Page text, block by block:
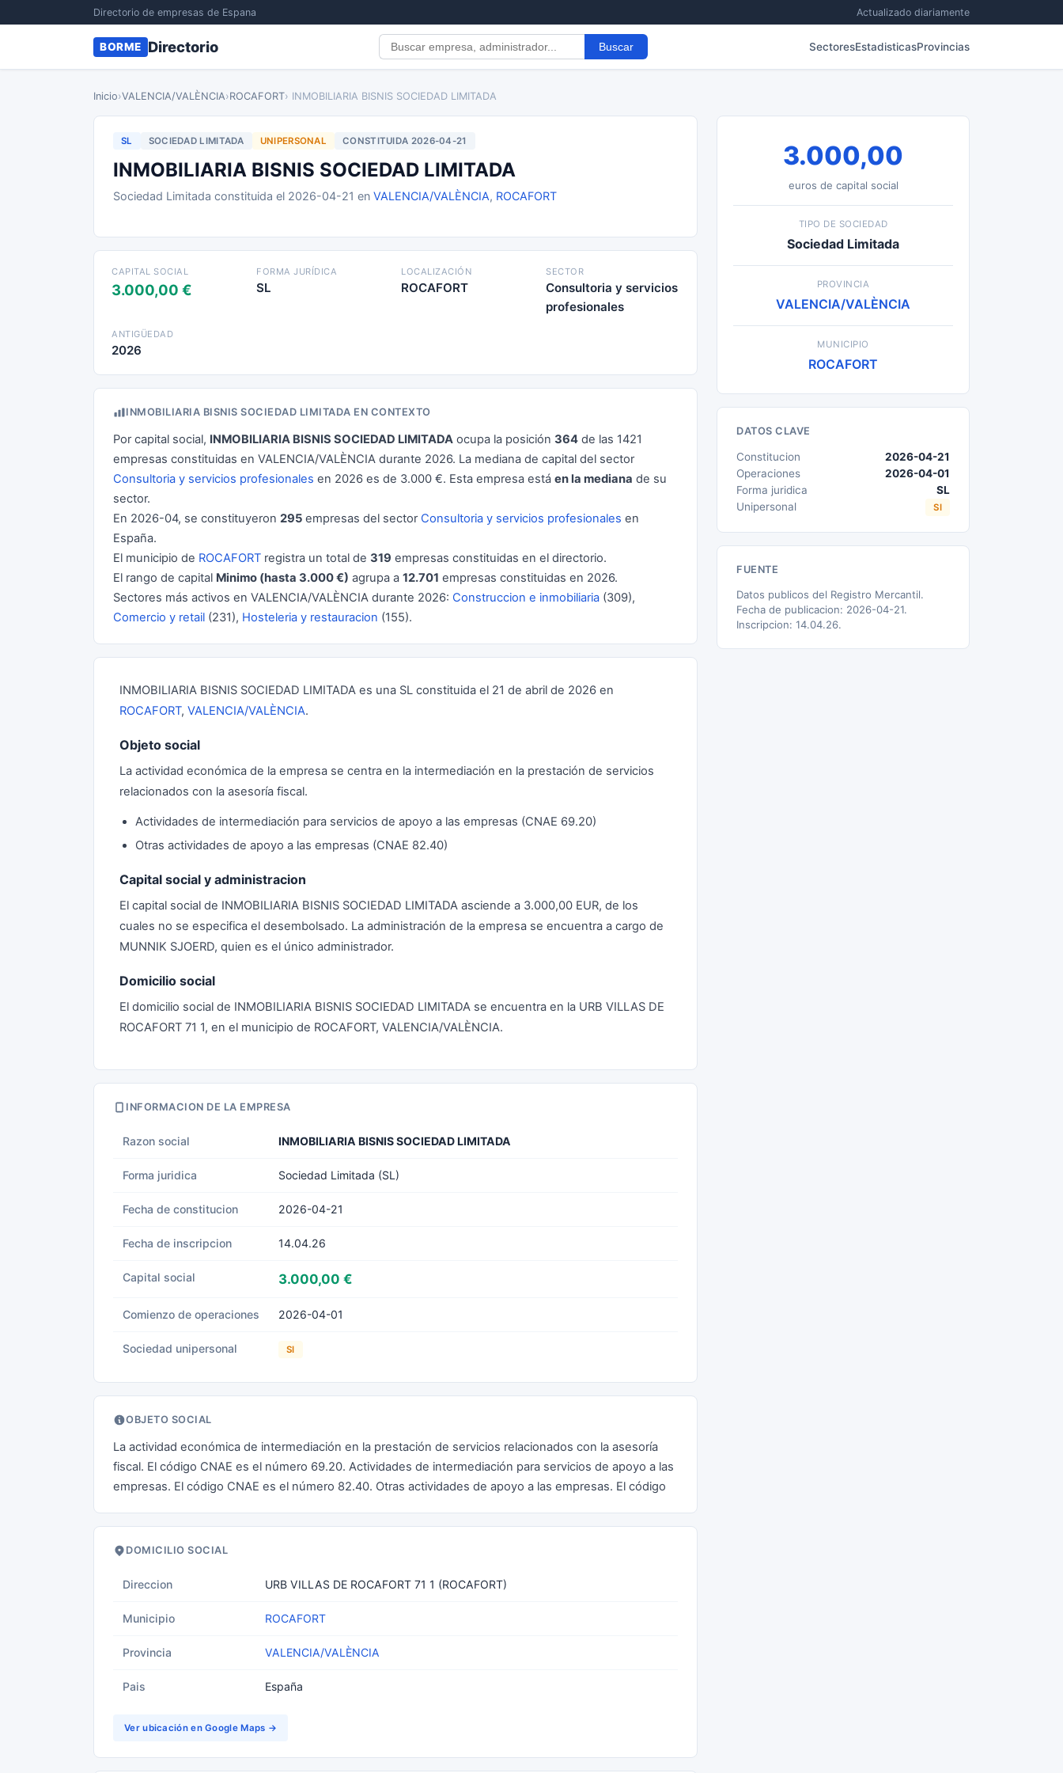
Directorio de empresas de Espana Actualizado diariamente
BORME Directorio Buscar SectoresEstadisticasProvincias
Inicio›VALENCIA/VALÈNCIA›ROCAFORT› INMOBILIARIA BISNIS SOCIEDAD LIMITADA
SL SOCIEDAD LIMITADA UNIPERSONAL CONSTITUIDA 2026-04-21
INMOBILIARIA BISNIS SOCIEDAD LIMITADA
Sociedad Limitada constituida el 2026-04-21 en VALENCIA/VALÈNCIA, ROCAFORT
CAPITAL SOCIAL
3.000,00 €
FORMA JURÍDICA
SL
LOCALIZACIÓN
ROCAFORT
SECTOR
Consultoria y servicios
profesionales
ANTIGÜEDAD
2026
INMOBILIARIA BISNIS SOCIEDAD LIMITADA EN CONTEXTO
Por capital social, INMOBILIARIA BISNIS SOCIEDAD LIMITADA ocupa la posición 364 de las 1421
empresas constituidas en VALENCIA/VALÈNCIA durante 2026. La mediana de capital del sector
Consultoria y servicios profesionales en 2026 es de 3.000 €. Esta empresa está en la mediana de su
sector.
En 2026-04, se constituyeron 295 empresas del sector Consultoria y servicios profesionales en
España.
El municipio de ROCAFORT registra un total de 319 empresas constituidas en el directorio.
El rango de capital Minimo (hasta 3.000 €) agrupa a 12.701 empresas constituidas en 2026.
Sectores más activos en VALENCIA/VALÈNCIA durante 2026: Construccion e inmobiliaria (309),
Comercio y retail (231), Hosteleria y restauracion (155).
INMOBILIARIA BISNIS SOCIEDAD LIMITADA es una SL constituida el 21 de abril de 2026 en
ROCAFORT, VALENCIA/VALÈNCIA.
Objeto social
La actividad económica de la empresa se centra en la intermediación en la prestación de servicios
relacionados con la asesoría fiscal.
Actividades de intermediación para servicios de apoyo a las empresas (CNAE 69.20)
Otras actividades de apoyo a las empresas (CNAE 82.40)
Capital social y administracion
El capital social de INMOBILIARIA BISNIS SOCIEDAD LIMITADA asciende a 3.000,00 EUR, de los
cuales no se especifica el desembolsado. La administración de la empresa se encuentra a cargo de
MUNNIK SJOERD, quien es el único administrador.
Domicilio social
El domicilio social de INMOBILIARIA BISNIS SOCIEDAD LIMITADA se encuentra en la URB VILLAS DE
ROCAFORT 71 1, en el municipio de ROCAFORT, VALENCIA/VALÈNCIA.
INFORMACION DE LA EMPRESA
Razon social INMOBILIARIA BISNIS SOCIEDAD LIMITADA
Forma juridica Sociedad Limitada (SL)
Fecha de constitucion 2026-04-21
Fecha de inscripcion 14.04.26
Capital social 3.000,00 €
Comienzo de operaciones 2026-04-01
Sociedad unipersonal SI
OBJETO SOCIAL
La actividad económica de intermediación en la prestación de servicios relacionados con la asesoría
fiscal. El código CNAE es el número 69.20. Actividades de intermediación para servicios de apoyo a las
empresas. El código CNAE es el número 82.40. Otras actividades de apoyo a las empresas. El código
DOMICILIO SOCIAL
Direccion URB VILLAS DE ROCAFORT 71 1 (ROCAFORT)
Municipio ROCAFORT
Provincia VALENCIA/VALÈNCIA
Pais España
Ver ubicación en Google Maps →
3.000,00
euros de capital social
TIPO DE SOCIEDAD
Sociedad Limitada
PROVINCIA
VALENCIA/VALÈNCIA
MUNICIPIO
ROCAFORT
DATOS CLAVE
Constitucion
2026-04-21
Operaciones
2026-04-01
Forma juridica
SL
Unipersonal
SI
FUENTE
Datos publicos del Registro Mercantil.
Fecha de publicacion: 2026-04-21.
Inscripcion: 14.04.26.